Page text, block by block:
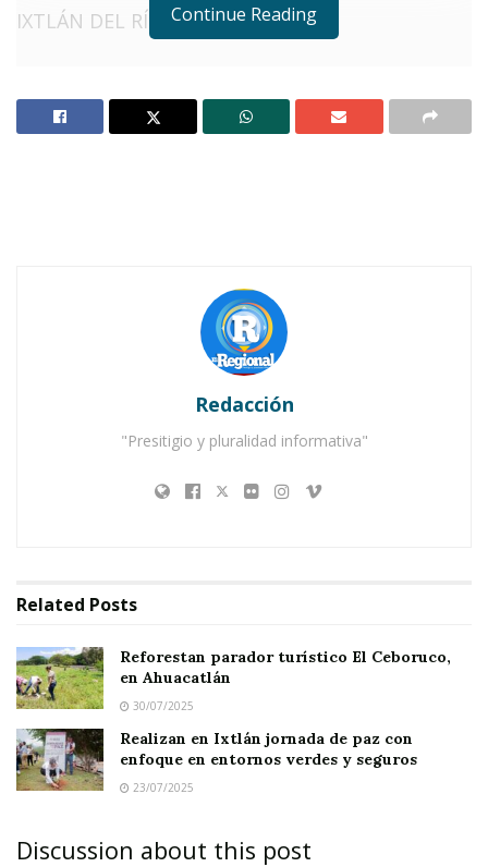
IXTLÁN DEL RÍO.
Reforestan parador turístico El Ceboruco, en
Guillermo “Memo” Ramírez
la directora deDesarrollo Urbano,
Ordenamiento Territorial y Ecología
Ingeniera Karla López, encabezó la
árboles a regidores , en una acción que busca
ciudadanos y fortalecer el compromiso
Las especies entregadas incluyen
nativos que no solo embellecen el paisaje
urbano, sino que también contribuyen al
equilibrio ecológico
del aire.
Continue Reading
Redacción
"Presitigio y pluralidad informativa"
Related Posts
Reforestan parador turístico El Ceboruco,
en Ahuacatlán
30/07/2025
Realizan en Ixtlán jornada de paz con
enfoque en entornos verdes y seguros
23/07/2025
Discussion about this post